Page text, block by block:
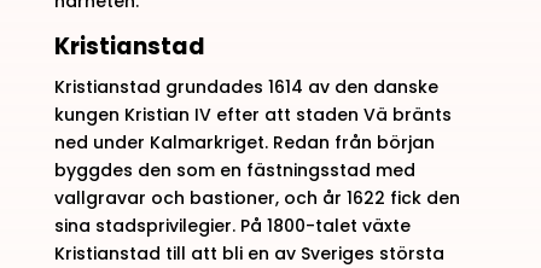
Kristianstad
Kristianstad grundades 1614 av den danske
kungen Kristian IV efter att staden Vä bränts
ned under Kalmarkriget. Redan från början
byggdes den som en fästningsstad med
vallgravar och bastioner, och år 1622 fick den
sina stadsprivilegier. På 1800-talet växte
Kristianstad till att bli en av Sveriges största